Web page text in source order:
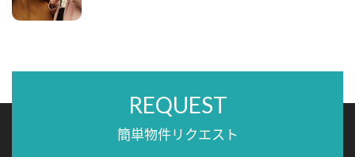
REQUEST
簡単物件リクエスト